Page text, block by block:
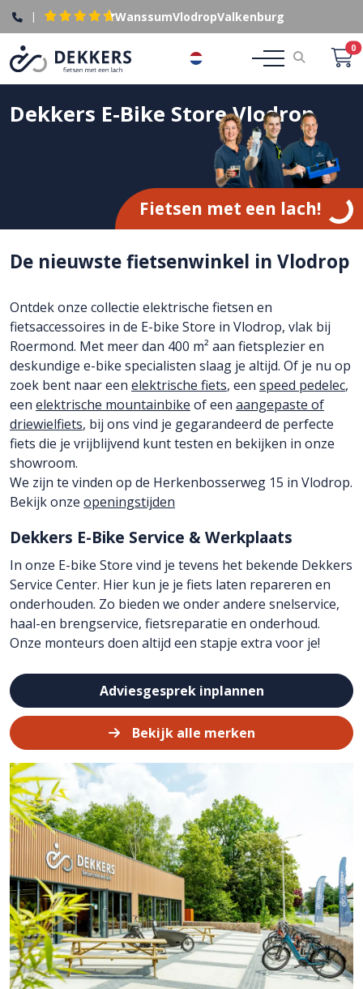
| WanssumVlodropValkenburg
0
Dekkers E-Bike Store Vlodrop
Fietsen met een lach!
De nieuwste fietsenwinkel in Vlodrop
Ontdek onze collectie elektrische fietsen en
fietsaccessoires in de E-bike Store in Vlodrop, vlak bij
Roermond. Met meer dan 400 m² aan fietsplezier en
deskundige e-bike specialisten slaag je altijd. Of je nu op
zoek bent naar een elektrische fiets, een speed pedelec,
een elektrische mountainbike of een aangepaste of
driewielfiets, bij ons vind je gegarandeerd de perfecte
fiets die je vrijblijvend kunt testen en bekijken in onze
showroom.
We zijn te vinden op de Herkenbosserweg 15 in Vlodrop.
Bekijk onze openingstijden
Dekkers E-Bike Service & Werkplaats
In onze E-bike Store vind je tevens het bekende Dekkers
Service Center. Hier kun je je fiets laten repareren en
onderhouden. Zo bieden we onder andere snelservice,
haal-en brengservice, fietsreparatie en onderhoud.
Onze monteurs doen altijd een stapje extra voor je!
Adviesgesprek inplannen
Bekijk alle merken